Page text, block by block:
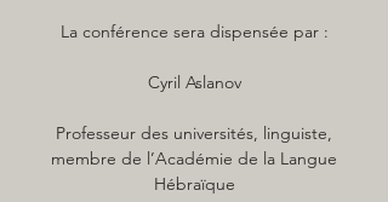
La conférence sera dispensée par :
Cyril Aslanov
Professeur des universités, linguiste,
membre de l’Académie de la Langue
Hébraïque